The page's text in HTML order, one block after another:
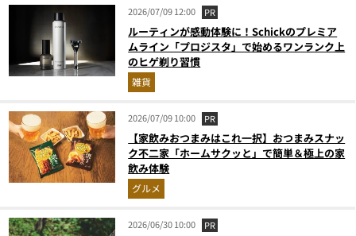
2026/07/09 12:00 PR
ルーティンが感動体験に！Schickのプレミア
ムライン「プロジスタ」で始めるワンランク上
のヒゲ剃り習慣
雑貨
2026/07/09 10:00 PR
【家飲みおつまみはこれ一択】おつまみスナッ
ク不二家「ホームサクッと」で簡単＆極上の家
飲み体験
グルメ
2026/06/30 10:00 PR